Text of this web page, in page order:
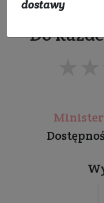
Do
dostawy